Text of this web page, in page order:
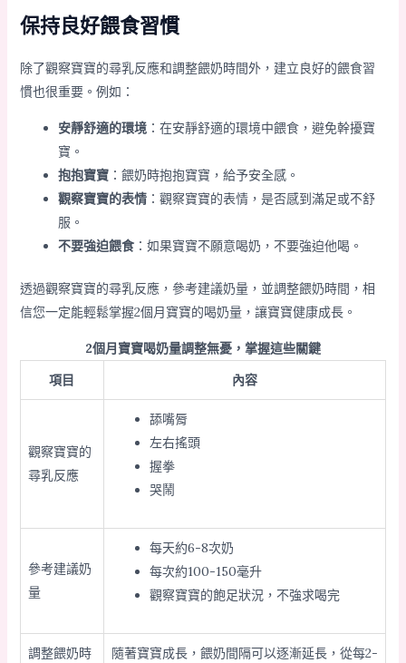
保持良好餵食習慣
除了觀察寶寶的尋乳反應和調整餵奶時間外，建立良好的餵食習
慣也很重要。例如：
安靜舒適的環境：在安靜舒適的環境中餵食，避免幹擾寶
寶。
抱抱寶寶：餵奶時抱抱寶寶，給予安全感。
觀察寶寶的表情：觀察寶寶的表情，是否感到滿足或不舒
服。
不要強迫餵食：如果寶寶不願意喝奶，不要強迫他喝。
透過觀察寶寶的尋乳反應，參考建議奶量，並調整餵奶時間，相
信您一定能輕鬆掌握2個月寶寶的喝奶量，讓寶寶健康成長。
2個月寶寶喝奶量調整無憂，掌握這些關鍵
項目
內容
觀察寶寶的
尋乳反應
舔嘴脣
左右搖頭
握拳
哭鬧
參考建議奶
量
每天約6-8次奶
每次約100-150毫升
觀察寶寶的飽足狀況，不強求喝完
調整餵奶時
隨著寶寶成長，餵奶間隔可以逐漸延長，從每2-